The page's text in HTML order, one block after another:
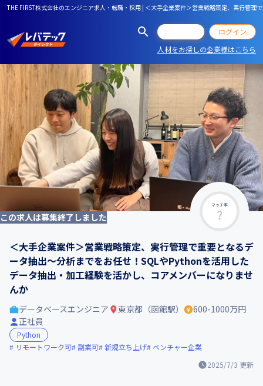
THE FIRST株式会社のエンジニア求人・転職・採用 | ＜大手企業案件＞営業戦略策定、実行管
ログイン
人材をお探しの企業様はこちら
マッチ率
この求人は募集終了しました
＜大手企業案件＞営業戦略策定、実行管理で重要となるデ
ータ抽出〜分析までをお任せ！SQLやPythonを活用した
データ抽出・加工経験を活かし、コアメンバーになりませ
んか
2025/7/3 更新
データベースエンジニア 東京都（函館駅）
600-1000万円
正社員
Python
リモートワーク可
副業可 新規立ち上げ ベンチャー企業